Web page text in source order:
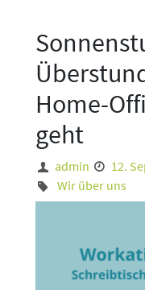
Home-
geht
admin 12.
Wir über uns